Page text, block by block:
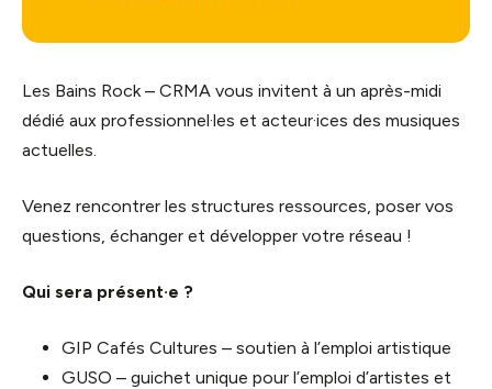
Les Bains Rock – CRMA vous invitent à un après-midi
dédié aux professionnel·les et acteur·ices des musiques
actuelles.
Venez rencontrer les structures ressources, poser vos
questions, échanger et développer votre réseau !
Qui sera présent·e ?
GIP Cafés Cultures – soutien à l’emploi artistique
GUSO – guichet unique pour l’emploi d’artistes et